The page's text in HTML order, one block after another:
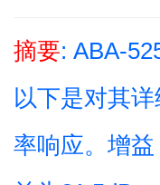
摘要: ABA-
以下是对其
率响应。增